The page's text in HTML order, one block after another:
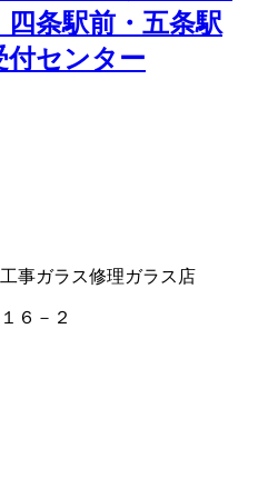
条駅前・五条駅
付センター
事ガラス修理ガラス店
６－２